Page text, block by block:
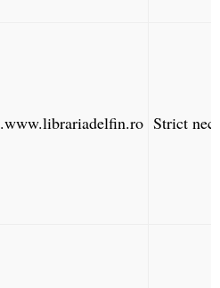
.www.librariadelfin.ro Strict